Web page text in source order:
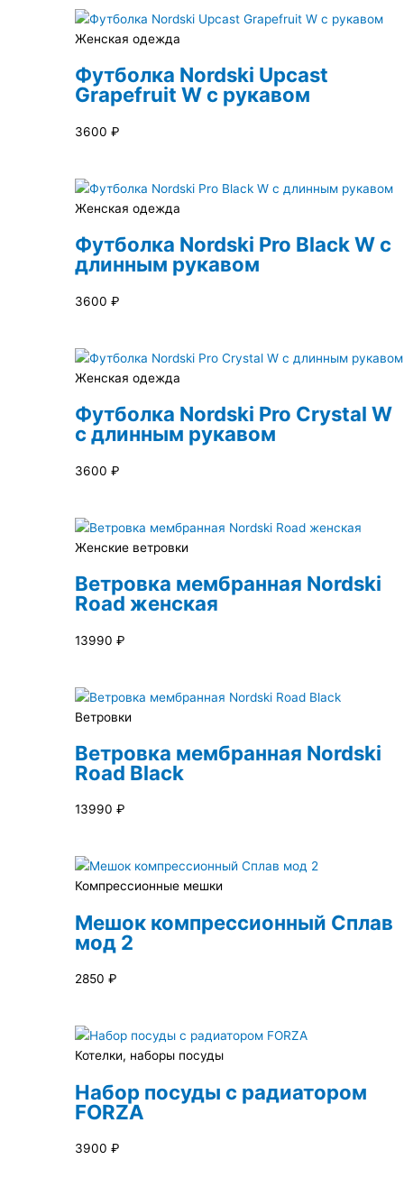
Женская одежда
Футболка Nordski Upcast
Grapefruit W с рукавом
3600 ₽
Женская одежда
Футболка Nordski Pro Black W с
длинным рукавом
3600 ₽
Женская одежда
Футболка Nordski Pro Crystal W
с длинным рукавом
3600 ₽
Женские ветровки
Ветровка мембранная Nordski
Road женская
13990 ₽
Ветровки
Ветровка мембранная Nordski
Road Black
13990 ₽
Компрессионные мешки
Мешок компрессионный Сплав
мод 2
2850 ₽
Котелки, наборы посуды
Набор посуды с радиатором
FORZA
3900 ₽